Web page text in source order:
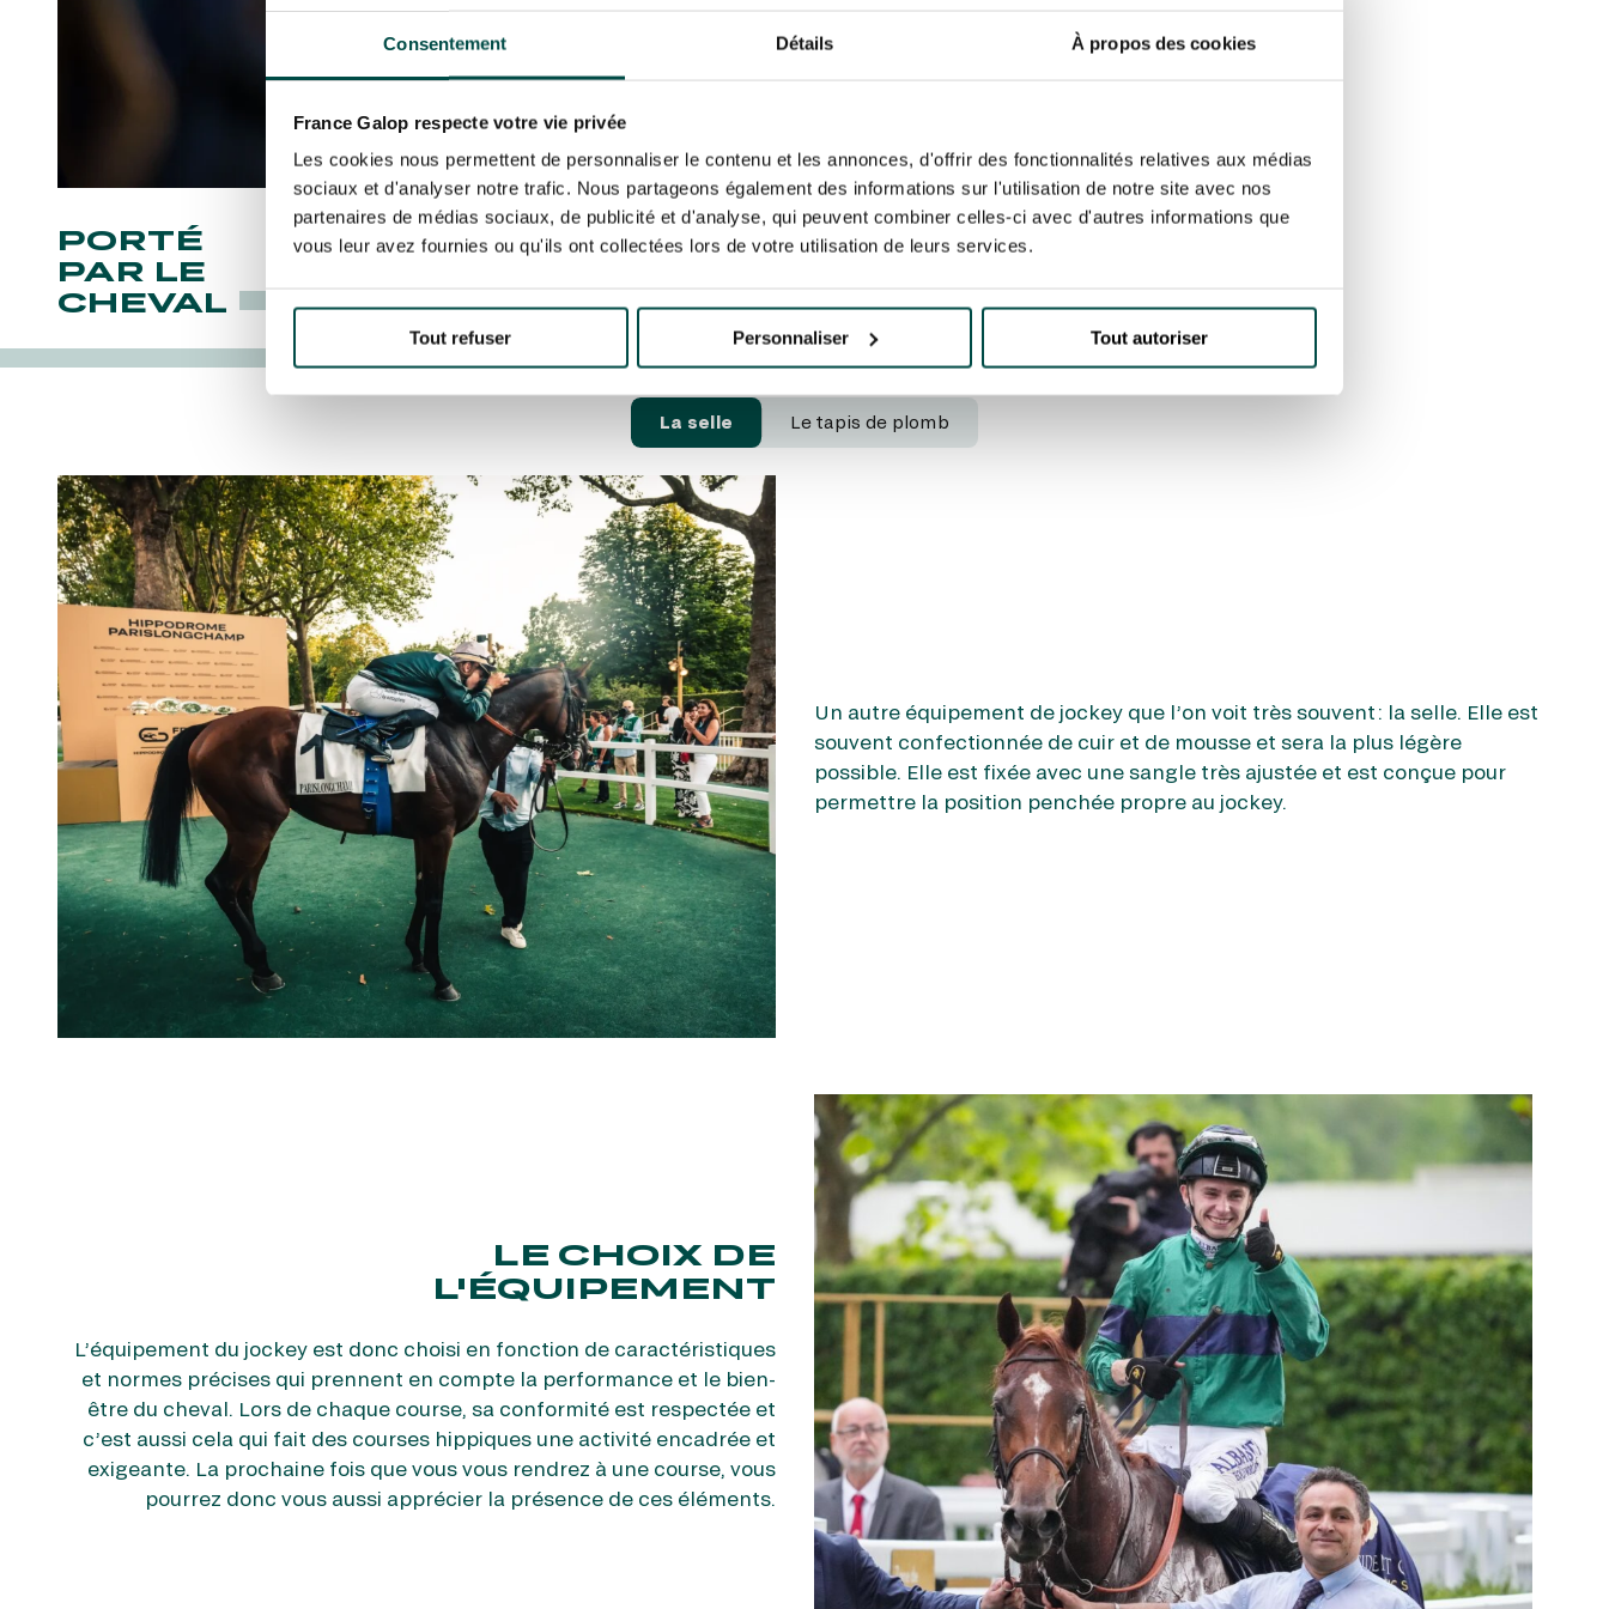
Consentement Détails À propos des cookies
France Galop respecte votre vie privée
Les cookies nous permettent de personnaliser le contenu et les annonces, d'offrir des fonctionnalités relatives aux médias
sociaux et d'analyser notre trafic. Nous partageons également des informations sur l'utilisation de notre site avec nos
partenaires de médias sociaux, de publicité et d'analyse, qui peuvent combiner celles-ci avec d'autres informations que
vous leur avez fournies ou qu'ils ont collectées lors de votre utilisation de leurs services.
Tout refuser Personnaliser Tout autoriser
PORTÉ
PAR LE
CHEVAL
La selle Le tapis de plomb
Un autre équipement de jockey que l’on voit très souvent : la selle. Elle est
souvent confectionnée de cuir et de mousse et sera la plus légère
possible. Elle est fixée avec une sangle très ajustée et est conçue pour
permettre la position penchée propre au jockey.
lequel on insère des poids en plomb. Le but est de pouvoir respecter le
poids réglementaire imposé pour la course. En d’autres termes, si le jockey
est trop léger par rapport au poids réglementaire, le tapis de plomb vient
compenser cela. De plus, le tapis de plomb participe au maintien de
LE CHOIX DE
L'ÉQUIPEMENT
L’équipement du jockey est donc choisi en fonction de caractéristiques
et normes précises qui prennent en compte la performance et le bien-
être du cheval. Lors de chaque course, sa conformité est respectée et
c’est aussi cela qui fait des courses hippiques une activité encadrée et
exigeante. La prochaine fois que vous vous rendrez à une course, vous
pourrez donc vous aussi apprécier la présence de ces éléments.